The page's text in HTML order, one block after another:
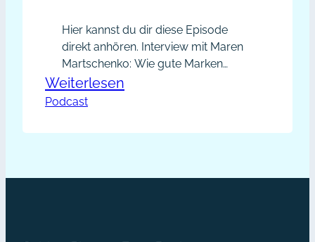
Hier kannst du dir diese Episode
direkt anhören. Interview mit Maren
Martschenko: Wie gute Marken
entstehen und wie es gelingt, mit
Business-Geschichten Vertrauen
Maren Martschenko verrät in diesem
berühren und Nähe schaffen. Inhalte
Weiterlesen
Podcast